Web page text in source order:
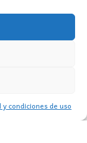
y condiciones de uso